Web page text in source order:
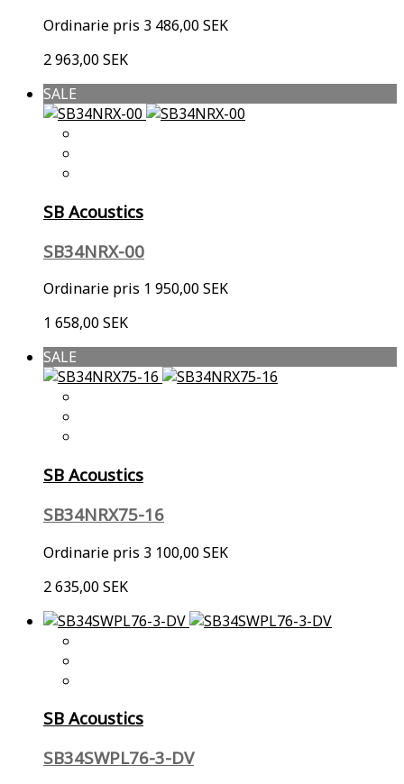
Ordinarie pris 3 486,00 SEK
2 963,00 SEK
SALE
SB Acoustics
SB34NRX-00
Ordinarie pris 1 950,00 SEK
1 658,00 SEK
SALE
SB Acoustics
SB34NRX75-16
Ordinarie pris 3 100,00 SEK
2 635,00 SEK
SB Acoustics
SB34SWPL76-3-DV